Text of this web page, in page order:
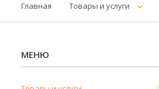
Главная Товары и услуги